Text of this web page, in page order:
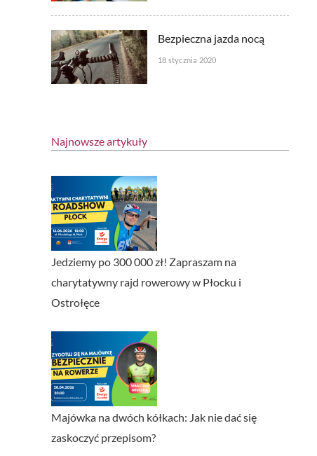
Bezpieczna jazda nocą
18 stycznia 2020
Najnowsze artykuły
Jedziemy po 300 000 zł! Zapraszam na
charytatywny rajd rowerowy w Płocku i
Ostrołęce
Majówka na dwóch kółkach: Jak nie dać się
zaskoczyć przepisom?